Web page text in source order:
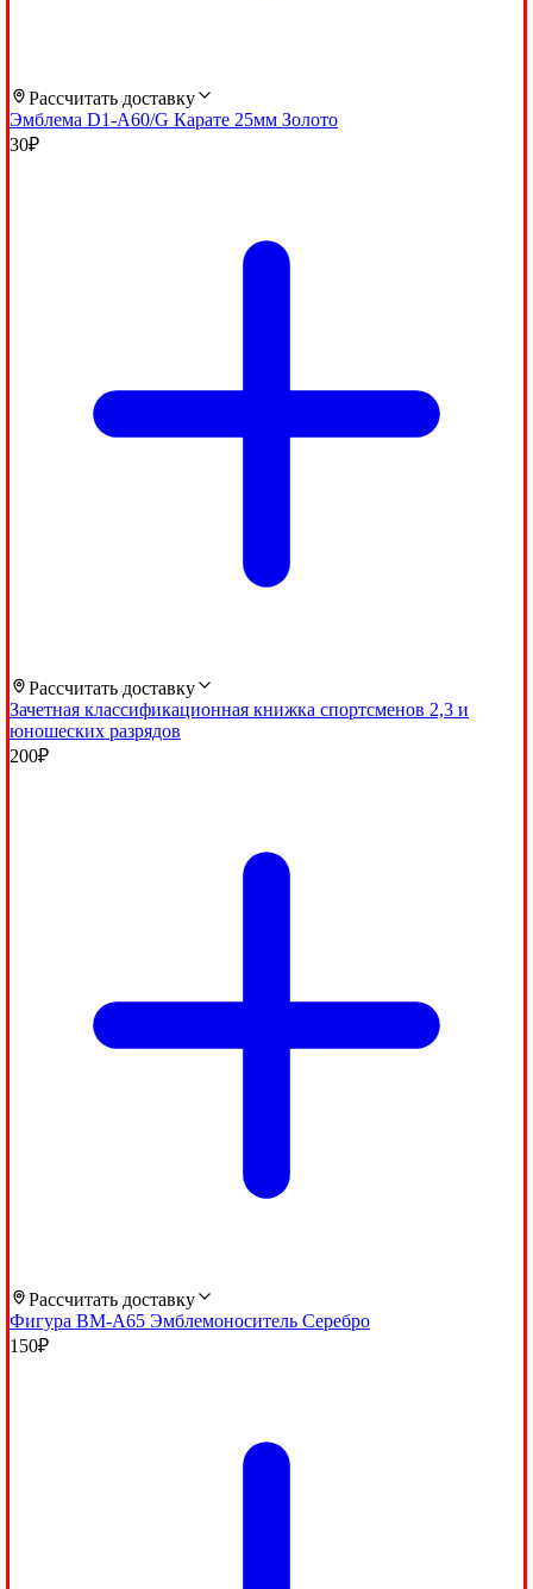
Рассчитать доставку
Эмблема D1-A60/G Карате 25мм Золото
30₽
Рассчитать доставку
Зачетная классификационная книжка спортсменов 2,3 и
юношеских разрядов
200₽
Рассчитать доставку
Фигура BM-A65 Эмблемоноситель Серебро
150₽